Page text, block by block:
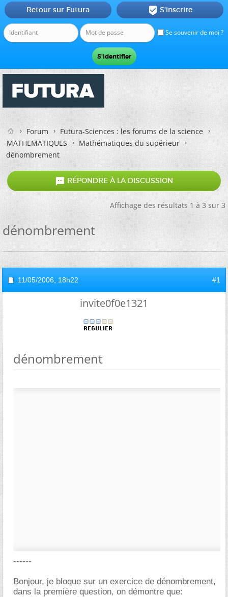
Se souvenir de moi ?
Retour sur Futura  S'inscrire
Forum
Futura-Sciences : les forums de la science
MATHEMATIQUES
Mathématiques du supérieur
dénombrement
 RÉPONDRE À LA DISCUSSION
Affichage des résultats 1 à 3 sur 3
dénombrement
11/05/2006, 18h22 #1
invite0f0e1321
dénombrement
------
Bonjour, je bloque sur un exercice de dénombrement,
dans la première question, on démontre que: